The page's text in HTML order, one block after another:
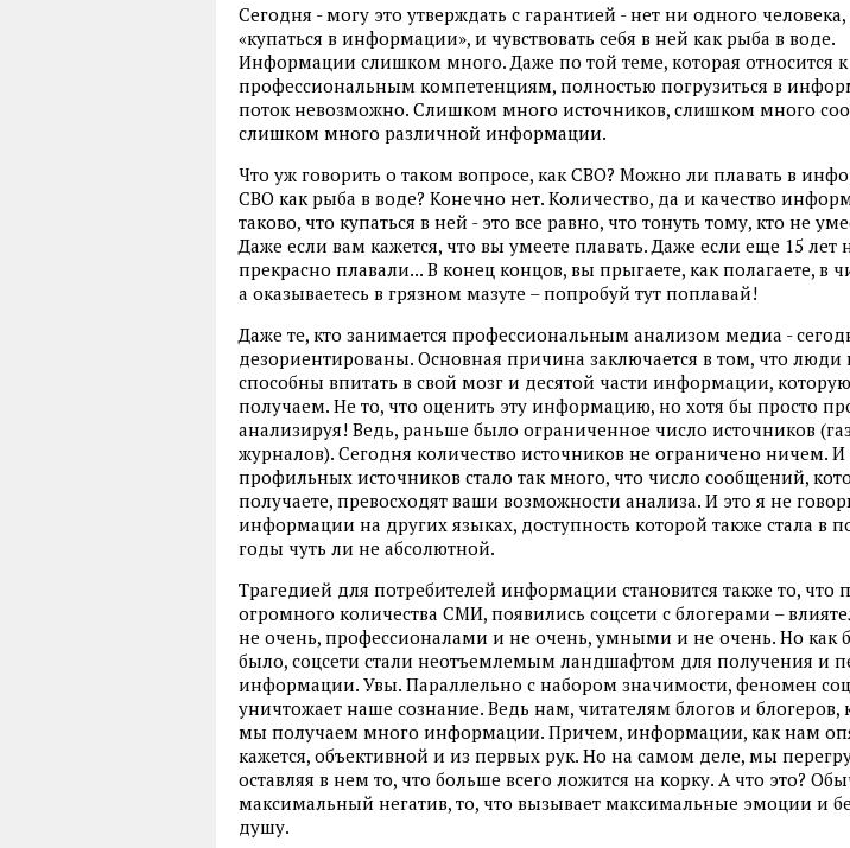
Сегодня - могу это утверждать с гарантией - нет ни одного
«купаться в информации», и чувствовать себя в ней как рыба в воде.
Информации слишком много. Даже по той теме, которая относится
профессиональным компетенциям, полностью погрузиться в
поток невозможно. Слишком много источников, слишком много
слишком много различной информации.
Что уж говорить о таком вопросе, как СВО? Можно ли плавать в
СВО как рыба в воде? Конечно нет. Количество, да и качество
таково, что купаться в ней - это все равно, что тонуть тому, кто не
Даже если вам кажется, что вы умеете плавать. Даже если еще 15 лет
прекрасно плавали... В конец концов, вы прыгаете, как полагаете, в
а оказываетесь в грязном мазуте – попробуй тут поплавай!
Даже те, кто занимается профессиональным анализом медиа -
дезориентированы. Основная причина заключается в том, что люди
способны впитать в свой мозг и десятой части информации,
получаем. Не то, что оценить эту информацию, но хотя бы просто
анализируя! Ведь, раньше было ограниченное число источников
журналов). Сегодня количество источников не ограничено ничем.
профильных источников стало так много, что число сообщений,
получаете, превосходят ваши возможности анализа. И это я не
информации на других языках, доступность которой также стала в
годы чуть ли не абсолютной.
Трагедией для потребителей информации становится также то, что
огромного количества СМИ, появились соцсети с блогерами –
не очень, профессионалами и не очень, умными и не очень. Но как
было, соцсети стали неотъемлемым ландшафтом для получения и
информации. Увы. Параллельно с набором значимости, феномен
уничтожает наше сознание. Ведь нам, читателям блогов и блогеров,
мы получаем много информации. Причем, информации, как нам
кажется, объективной и из первых рук. Но на самом деле, мы
оставляя в нем то, что больше всего ложится на корку. А что это?
максимальный негатив, то, что вызывает максимальные эмоции и
душу.